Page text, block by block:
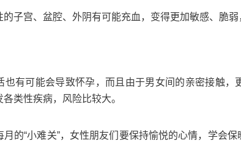
宫、盆腔、外阴有可能充血，变得更加敏感、脆弱
可能会导致怀孕，而且由于男女间的亲密接触，
类性疾病，风险比较大。
“小难关”，女性朋友们要保持愉悦的心情，学会保